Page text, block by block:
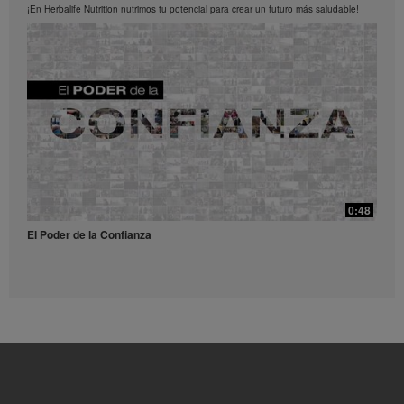
los Videos en cualquier momento.
39:14
¿Qué son y para qué sirven los antioxidantes?
¿Qué son y para qué sirven los antioxidantes?
Receta Té Lift - Video para redes sociales
Prueba esta refrescante receta con Liftoff.
¡En Herbalife Nutrition nutrimos tu potencial para crear un futuro más saludable!
0:48
El Poder de la Confianza